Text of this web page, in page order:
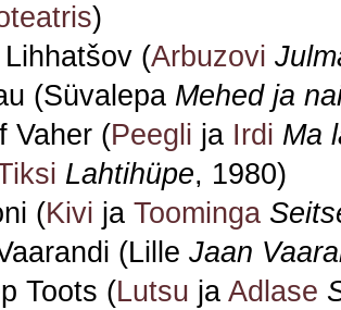
)
(Arbuzovi
(Süvalepa Mehed ja
Vaher (Peegli ja Irdi Ma
Lahtihüpe, 1980)
(Kivi ja Toominga
(Lille Jaan
Toots (Lutsu ja Adlase